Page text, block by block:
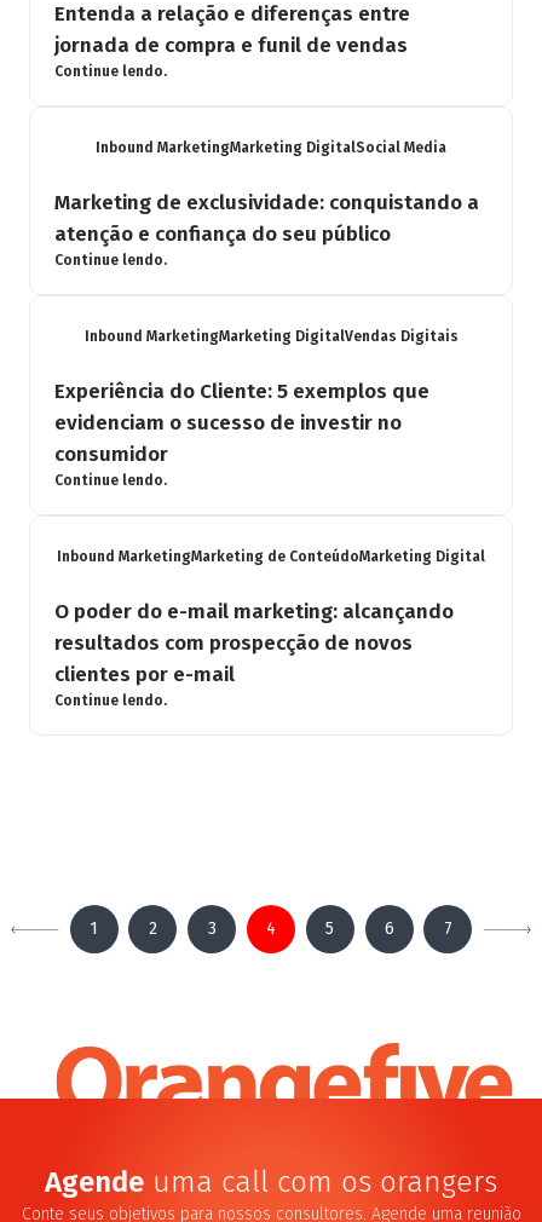
Entenda a relação e diferenças entre
jornada de compra e funil de vendas
Continue lendo.
Inbound MarketingMarketing DigitalSocial Media
Marketing de exclusividade: conquistando a
atenção e confiança do seu público
Continue lendo.
Inbound MarketingMarketing DigitalVendas Digitais
Experiência do Cliente: 5 exemplos que
evidenciam o sucesso de investir no
consumidor
Continue lendo.
Inbound MarketingMarketing de ConteúdoMarketing Digital
O poder do e-mail marketing: alcançando
resultados com prospecção de novos
clientes por e-mail
Continue lendo.
Anterior
1 2 3 4 5 6 7
Agende uma call com os orangers
Conte seus objetivos para nossos consultores. Agende uma reunião